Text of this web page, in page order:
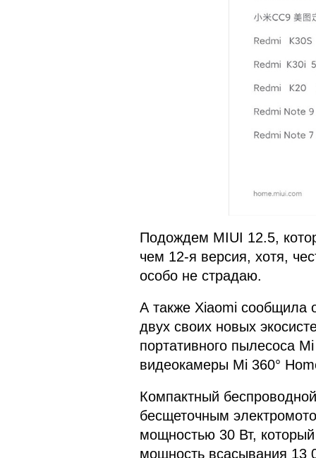
Подождем MIUI 12.5,
чем 12-я версия, хотя,
особо не страдаю.
А также Xiaomi сообщила
двух своих новых
портативного пылесоса
видеокамеры Mi 360°
Компактный
бесщеточным
мощностью 30 Вт,
мощность всасывания 13